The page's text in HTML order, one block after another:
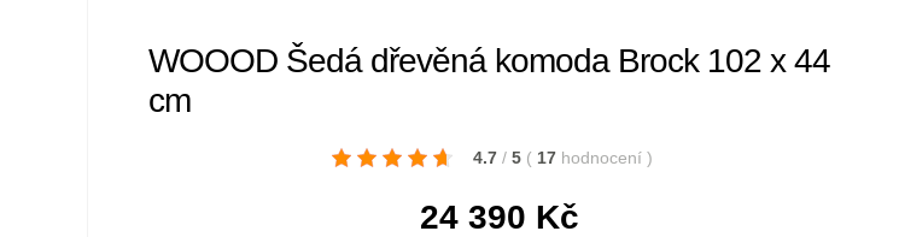
WOOOD Šedá dřevěná komoda Brock 102 x 44
cm
4.7 / 5 ( 17 hodnocení )
24 390 Kč